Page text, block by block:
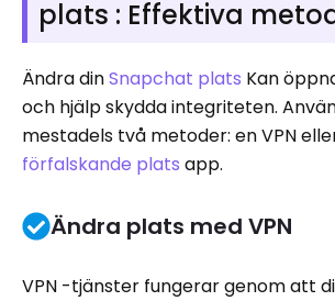
plats : Effektiva
Ändra dinSnapchat plats Kan
och hjälp skydda integriteten.
mestadels två metoder: en VPN
förfalskande plats app.
Ändra plats med VPN
VPN -tjänster fungerar genom att